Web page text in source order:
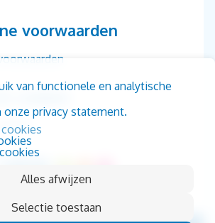
voorwaarden
cookies
van functionele en analytische
onze privacy statement.
Alles afwijzen
Selectie toestaan